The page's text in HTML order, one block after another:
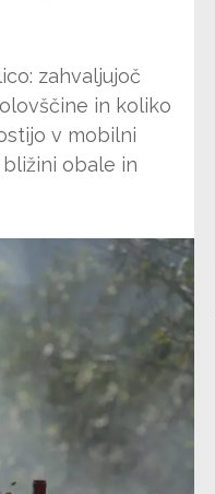
zahvaljujoč
in koliko
v mobilni
obale in